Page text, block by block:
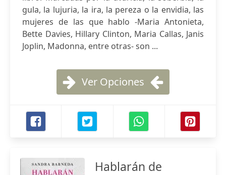
gula, la lujuria, la ira, la pereza o la envidia, las
mujeres de las que hablo -Maria Antonieta,
Bette Davies, Hillary Clinton, Maria Callas, Janis
Joplin, Madonna, entre otras- son ...
Ver Opciones
Hablarán de